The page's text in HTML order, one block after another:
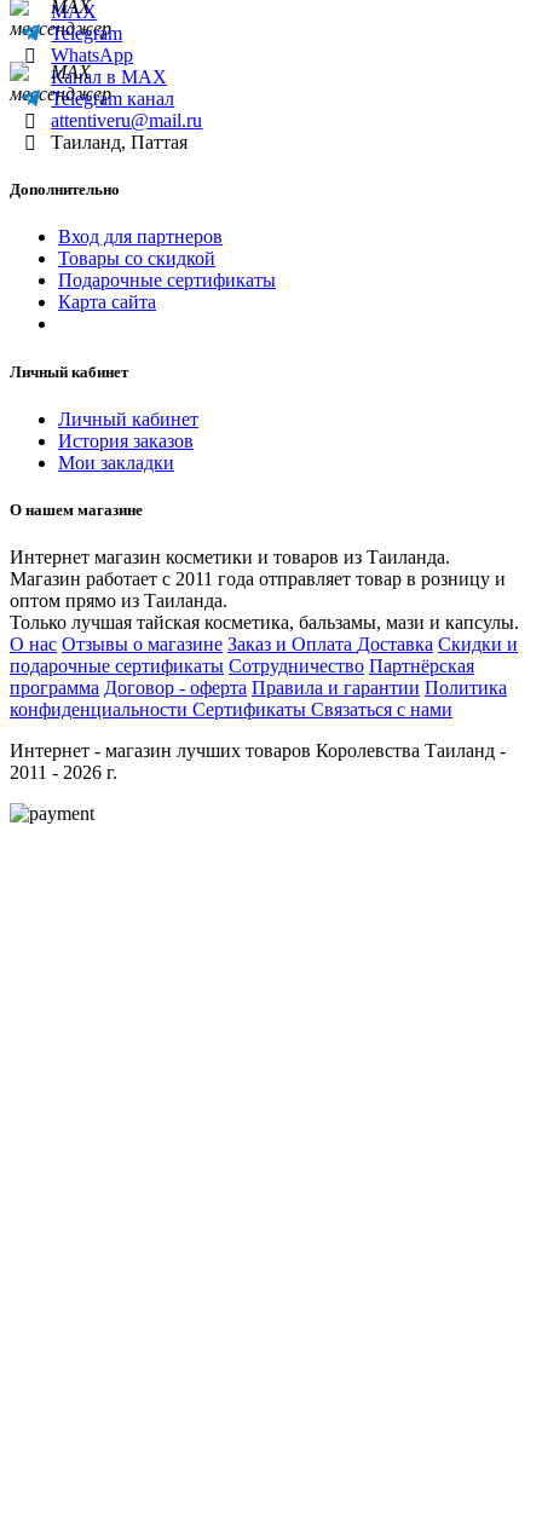
MAX
Telegram
WhatsApp
Канал в MAX
Telegram канал
attentiveru@mail.ru
Таиланд, Паттая
Дополнительно
Вход для партнеров
Товары со скидкой
Подарочные сертификаты
Карта сайта
Личный кабинет
Личный кабинет
История заказов
Мои закладки
О нашем магазине
Интернет магазин косметики и товаров из Таиланда.
Магазин работает с 2011 года отправляет товар в розницу и
оптом прямо из Таиланда.
Только лучшая тайская косметика, бальзамы, мази и капсулы.
О нас Отзывы о магазине Заказ и Оплата Доставка Скидки и
подарочные сертификаты Сотрудничество Партнёрская
программа Договор - оферта Правила и гарантии Политика
конфиденциальности Сертификаты Связаться с нами
Интернет - магазин лучших товаров Королевства Таиланд -
2011 - 2026 г.